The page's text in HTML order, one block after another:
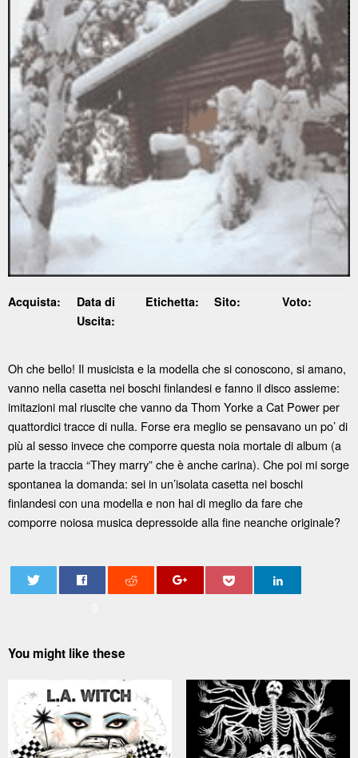
Acquista:
Data di
Uscita:
Etichetta: Sito: Voto:
Oh che bello! Il musicista e la modella che si conoscono, si amano,
vanno nella casetta nei boschi finlandesi e fanno il disco assieme:
imitazioni mal riuscite che vanno da Thom Yorke a Cat Power per
quattordici tracce di nulla. Forse era meglio se pensavano un po’ di
più al sesso invece che comporre questa noia mortale di album (a
parte la traccia “They marry” che è anche carina). Che poi mi sorge
spontanea la domanda: sei in un’isolata casetta nei boschi
finlandesi con una modella e non hai di meglio da fare che
comporre noiosa musica depressoide alla fine neanche originale?
You might like these